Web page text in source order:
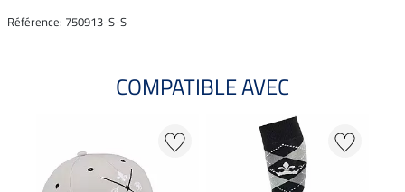
Référence: 750913-S-S
COMPATIBLE AVEC